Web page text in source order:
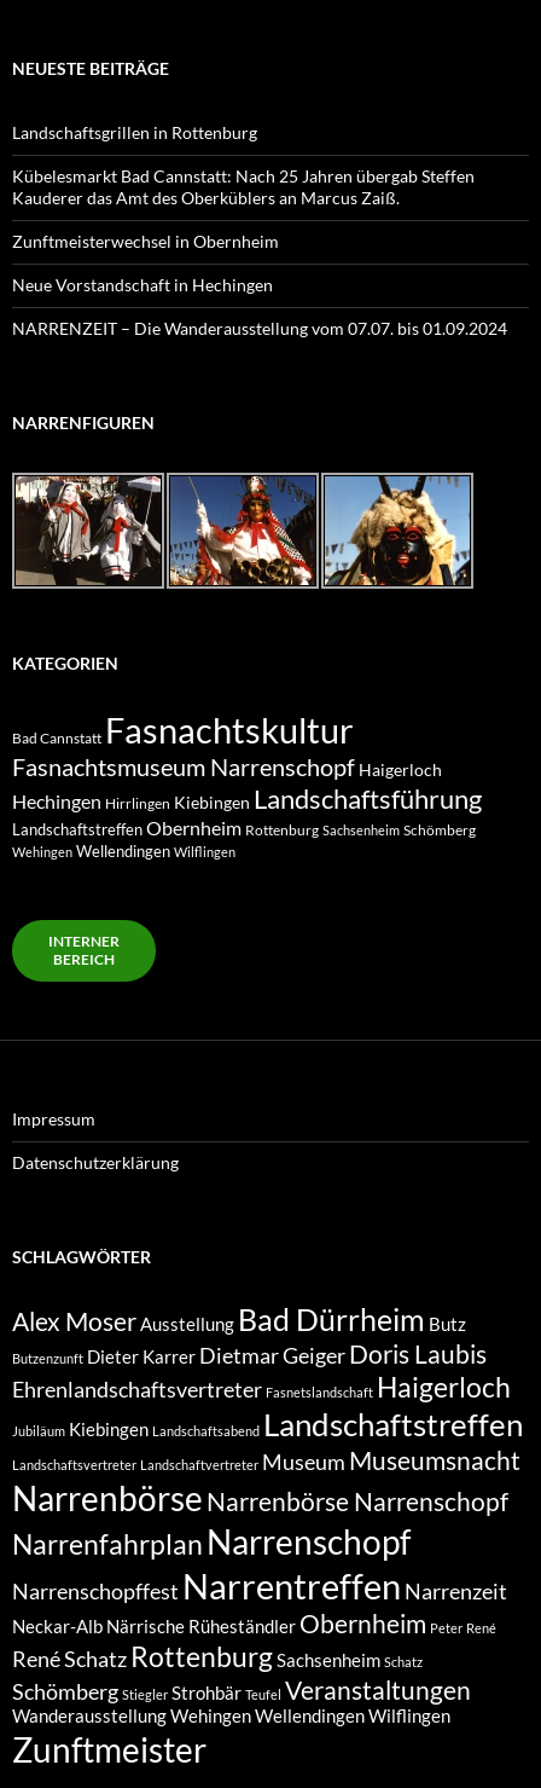
NEUESTE BEITRÄGE
Landschaftsgrillen in Rottenburg
Kübelesmarkt Bad Cannstatt: Nach 25 Jahren übergab Steffen
Kauderer das Amt des Oberküblers an Marcus Zaiß.
Zunftmeisterwechsel in Obernheim
Neue Vorstandschaft in Hechingen
NARRENZEIT – Die Wanderausstellung vom 07.07. bis 01.09.2024
NARRENFIGUREN
KATEGORIEN
Bad Cannstatt Fasnachtskultur
Fasnachtsmuseum Narrenschopf Haigerloch
Hechingen Hirrlingen Kiebingen Landschaftsführung
LandschaftstreffenObernheim Rottenburg Sachsenheim Schömberg
Wehingen Wellendingen Wilflingen
INTERNER
BEREICH
Impressum
Datenschutzerklärung
SCHLAGWÖRTER
Alex MoserAusstellung Bad Dürrheim Butz
Butzenzunft Dieter Karrer Dietmar GeigerDoris Laubis
Ehrenlandschaftsvertreter Fasnetslandschaft Haigerloch
Jubiläum Kiebingen Landschaftsabend Landschaftstreffen
Landschaftsvertreter Landschaftvertreter Museum Museumsnacht
Narrenbörse Narrenbörse Narrenschopf
Narrenfahrplan Narrenschopf
Narrenschopffest Narrentreffen Narrenzeit
Neckar-Alb Närrische Rüheständler Obernheim Peter René
René Schatz RottenburgSachsenheim Schatz
Schömberg Stiegler Strohbär Teufel Veranstaltungen
WanderausstellungWehingenWellendingenWilflingen
Zunftmeister